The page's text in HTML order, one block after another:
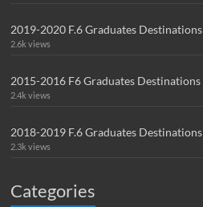
2019-2020 F.6 Graduates Destinations
2.6k views
2015-2016 F6 Graduates Destinations
2.4k views
2018-2019 F.6 Graduates Destinations
2.3k views
Categories